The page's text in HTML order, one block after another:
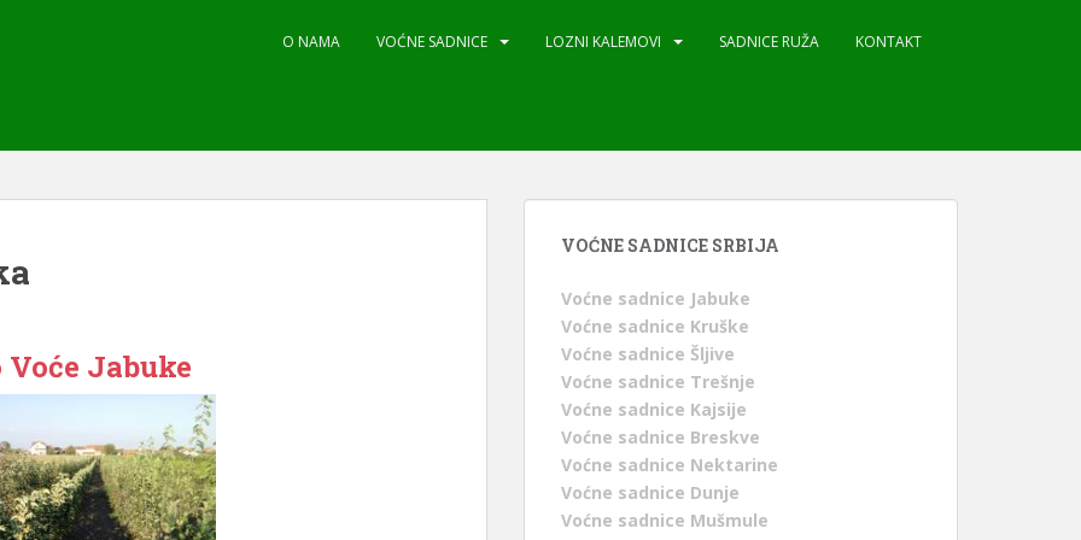
O NAMA VOĆNE SADNICE LOZNI KALEMOVI SADNICE RUŽA KONTAKT
Voće Jabuke
VOĆNE SADNICE SRBIJA
Voćne sadnice Jabuke
Voćne sadnice Kruške
Voćne sadnice Šljive
Voćne sadnice Trešnje
Voćne sadnice Kajsije
Voćne sadnice Breskve
Voćne sadnice Nektarine
Voćne sadnice Dunje
Voćne sadnice Mušmule